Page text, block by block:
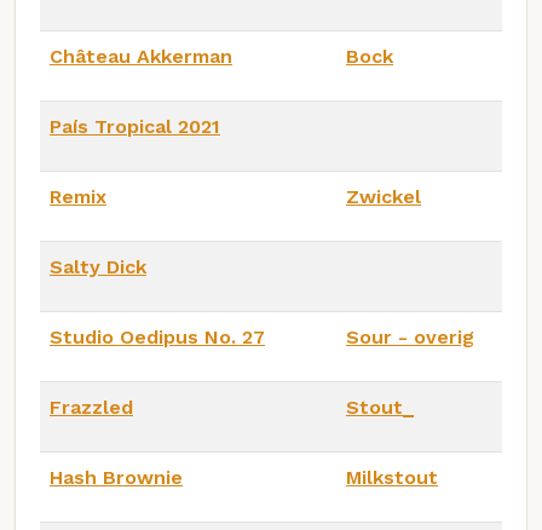
Château Akkerman Bock
País Tropical 2021
Remix Zwickel
Salty Dick
Studio Oedipus No. 27 Sour - overig
Frazzled Stout_
Hash Brownie Milkstout